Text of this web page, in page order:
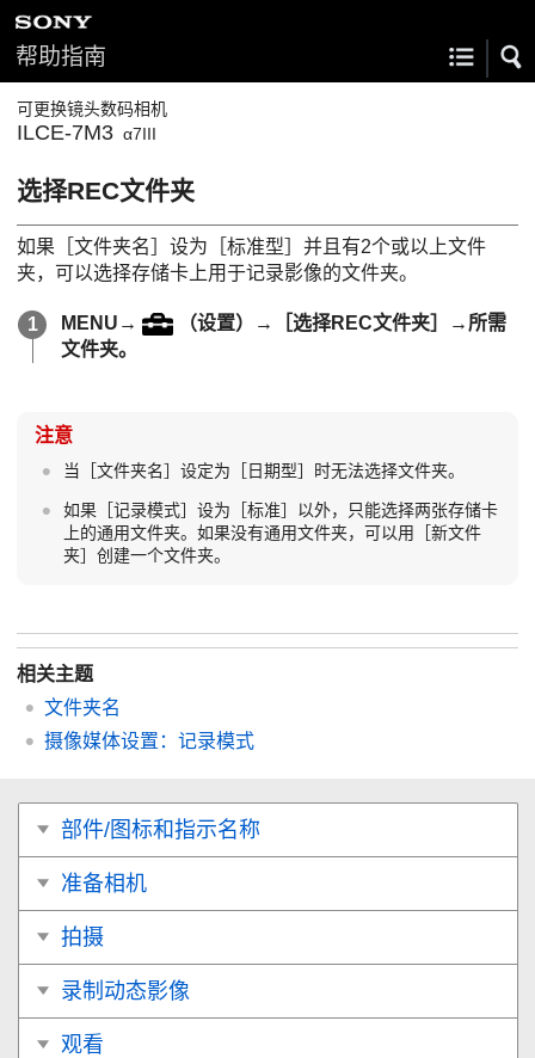
帮助指南
可更换镜头数码相机
ILCE-7M3 α7III
选择REC文件夹
如果 ［文件夹名］ 设为 ［标准型］ 并且有2个或以上文件
夹，可以选择存储卡上用于记录影像的文件夹。
MENU → （设置）→ ［选择REC文件夹］
→所需
文件夹。
注意
当 ［文件夹名］ 设定为 ［日期型］ 时无法选择文件夹。
如果［记录模式］ 设为 ［标准］ 以外，只能选择两张存储卡
上的通用文件夹。如果没有通用文件夹，可以用
［新文件
夹］ 创建一个文件夹。
相关主题
文件夹名
摄像媒体设置 ： 记录模式
部件/图标和指示名称
准备相机
拍摄
录制动态影像
观看